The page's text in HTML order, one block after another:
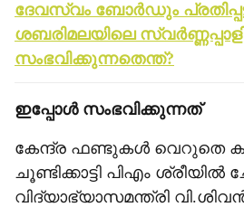
ദേവസ്വം ബോര്‍ഡും
ശബരിമലയിലെ
സംഭവിക്കുന്നതെന്ത്?
ഇപ്പോള്‍ സംഭവിക്കുന്നത്
കേന്ദ്ര ഫണ്ടുകള്‍ വെറുതെ
ചൂണ്ടിക്കാട്ടി പിഎം
വിദ്യാഭ്യാസമന്ത്രി